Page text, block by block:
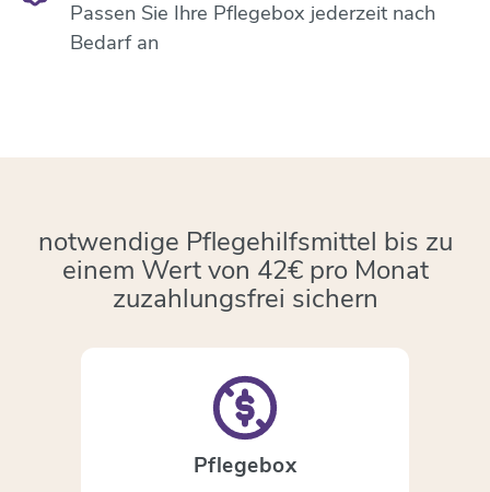
Passen Sie Ihre Pflegebox jederzeit nach
Bedarf an
notwendige Pflegehilfsmittel bis zu
einem Wert von 42€ pro Monat
zuzahlungsfrei sichern
Pflegebox